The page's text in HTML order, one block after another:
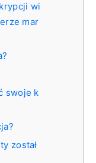
wi
mar
swoje k
został